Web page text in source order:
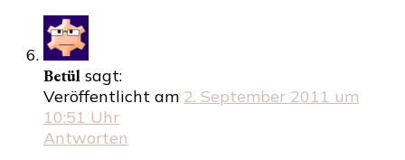
Betül sagt:
Veröffentlicht am 2. September 2011 um
10:51 Uhr
Antworten